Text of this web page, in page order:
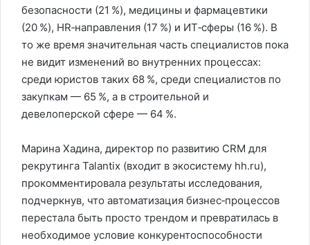
безопасности (21 %), медицины и фармацевтики
(20 %), HR‑направления (17 %) и ИТ‑сферы (16 %). В
то же время значительная часть специалистов пока
не видит изменений во внутренних процессах:
среди юристов таких 68 %, среди специалистов по
закупкам — 65 %, а в строительной и
девелоперской сфере — 64 %.
Марина Хадина, директор по развитию CRM для
рекрутинга Talantix (входит в экосистему hh.ru),
прокомментировала результаты исследования,
подчеркнув, что автоматизация бизнес‑процессов
перестала быть просто трендом и превратилась в
необходимое условие конкурентоспособности